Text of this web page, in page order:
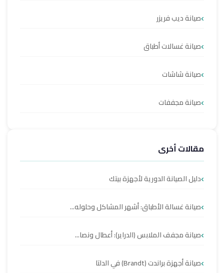
صيانة ديب فريزر
صيانة غسالات أطباق
صيانة شاشات
صيانة مجففات
مقالات أخرى
دليل الصيانة الدورية لأجهزة بيتك
صيانة غسالة الأطباق: أشهر المشاكل وحلوله...
صيانة مجفف الملابس (الدراير): أعطال ونصا...
صيانة أجهزة براندت (Brandt) في الدلتا